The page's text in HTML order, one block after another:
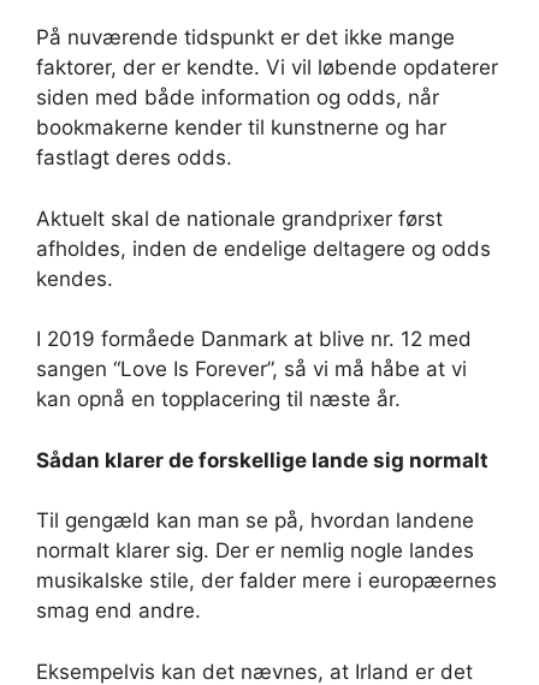
På nuværende tidspunkt er det ikke mange
faktorer, der er kendte. Vi vil løbende opdaterer
siden med både information og odds, når
bookmakerne kender til kunstnerne og har
fastlagt deres odds.
Aktuelt skal de nationale grandprixer først
afholdes, inden de endelige deltagere og odds
kendes.
I 2019 formåede Danmark at blive nr. 12 med
sangen “Love Is Forever”, så vi må håbe at vi
kan opnå en topplacering til næste år.
Sådan klarer de forskellige lande sig normalt
Til gengæld kan man se på, hvordan landene
normalt klarer sig. Der er nemlig nogle landes
musikalske stile, der falder mere i europæernes
smag end andre.
Eksempelvis kan det nævnes, at Irland er det